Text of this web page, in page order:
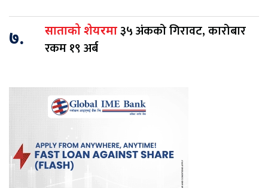
७. साताको शेयरमा३५ अंकको गिरावट, कारोबार
रकम १९ अर्ब